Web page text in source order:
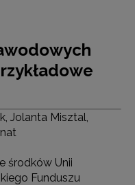
Jolanta Misztal,
środków Unii
Funduszu